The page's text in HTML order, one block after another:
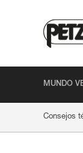
MUNDO
Consejos